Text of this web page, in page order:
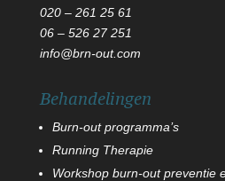
020 – 261 25 61
06 –526 27 251
info@brn-out.com
Behandelingen
Burn-out programma’s
Running Therapie
Workshop burn-out preventie